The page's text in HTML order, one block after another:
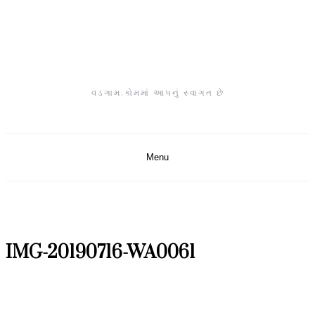
વડગામ.કોમમાં આપનું સ્વાગત છે
Menu
IMG-20190716-WA0061